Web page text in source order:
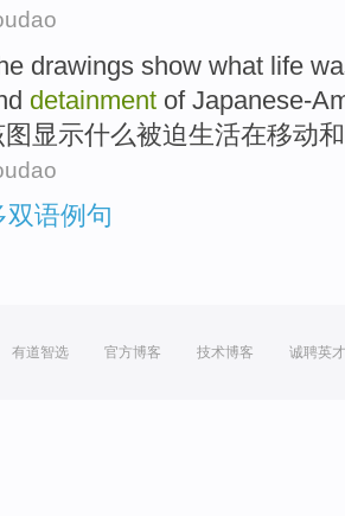
drawings show what life
detainment of Japanese-
显示什么被迫生活在移动和
双语例句
有道智选 官方博客 技术博客 诚聘英才